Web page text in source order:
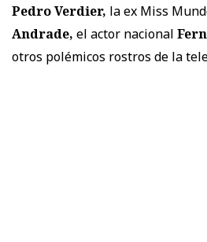
Pedro Verdier, la ex Miss
Andrade, el actor nacional
otros polémicos rostros de la